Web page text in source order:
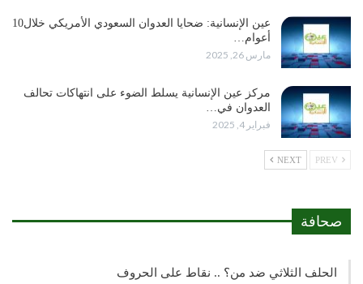
عين الإنسانية: ضحايا العدوان السعودي الأمريكي خلال10
أعوام…
مارس 26, 2025
مركز عين الإنسانية يسلط الضوء على انتهاكات تحالف
العدوان في…
فبراير 4, 2025
NEXT
صحافة
الحلف الثلاثي ضد من؟ .. نقاط على الحروف